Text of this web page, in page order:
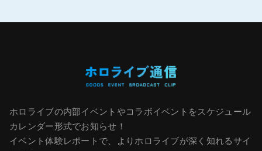
ホロライブの内部イベントやコラボイベントをスケジュール
カレンダー形式でお知らせ！
イベント体験レポートで、よりホロライブが深く知れるサイ